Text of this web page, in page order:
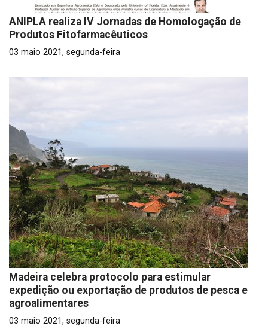
ANIPLA realiza IV Jornadas de Homologação de
Produtos Fitofarmacêuticos
03 maio 2021, segunda-feira
Madeira celebra protocolo para estimular
expedição ou exportação de produtos de pesca e
agroalimentares
03 maio 2021, segunda-feira